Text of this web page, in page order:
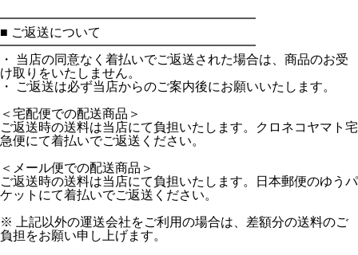
━━━━━━━━━━━━━━━━━━━━
■ ご返送について
━━━━━━━━━━━━━━━━━━━━
・ 当店の同意なく着払いでご返送された場合は、商品のお受
け取りをいたしません。
・ ご返送は必ず当店からのご案内後にお願いいたします。
＜宅配便での配送商品＞
ご返送時の送料は当店にて負担いたします。クロネコヤマト宅
急便にて着払いでご返送ください。
＜メール便での配送商品＞
ご返送時の送料は当店にて負担いたします。日本郵便のゆうパ
ケットにて着払いでご返送ください。
※ 上記以外の運送会社をご利用の場合は、差額分の送料のご
負担をお願い申し上げます。